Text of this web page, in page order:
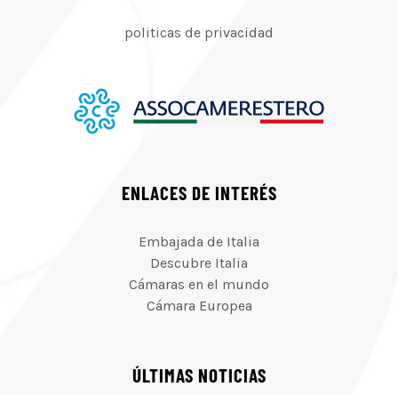
politicas de privacidad
ENLACES DE INTERÉS
Embajada de Italia
Descubre Italia
Cámaras en el mundo
Cámara Europea
ÚLTIMAS NOTICIAS